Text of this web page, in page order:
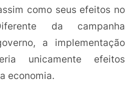
como seus efeitos no
da campanha
a implementação
unicamente efeitos
economia.